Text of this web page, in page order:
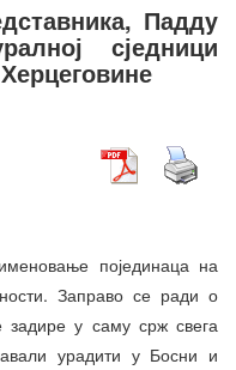
Паддy
сједници
појединаца на
Заправо се ради о
у саму срж свега
урадити у Босни и